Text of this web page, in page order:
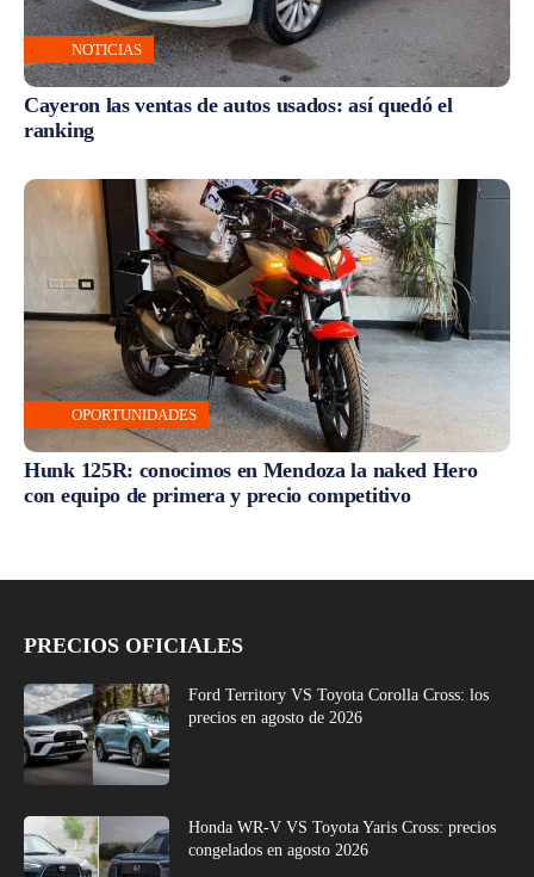
NOTICIAS
Cayeron las ventas de autos usados: así quedó el
ranking
OPORTUNIDADES
Hunk 125R: conocimos en Mendoza la naked Hero
con equipo de primera y precio competitivo
PRECIOS OFICIALES
Ford Territory VS Toyota Corolla Cross: los
precios en agosto de 2026
Honda WR-V VS Toyota Yaris Cross: precios
congelados en agosto 2026